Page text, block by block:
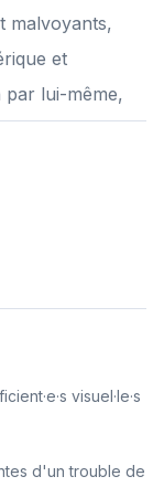
malvoyants,
et
par lui-même,
visuel·le·s
d'un trouble de